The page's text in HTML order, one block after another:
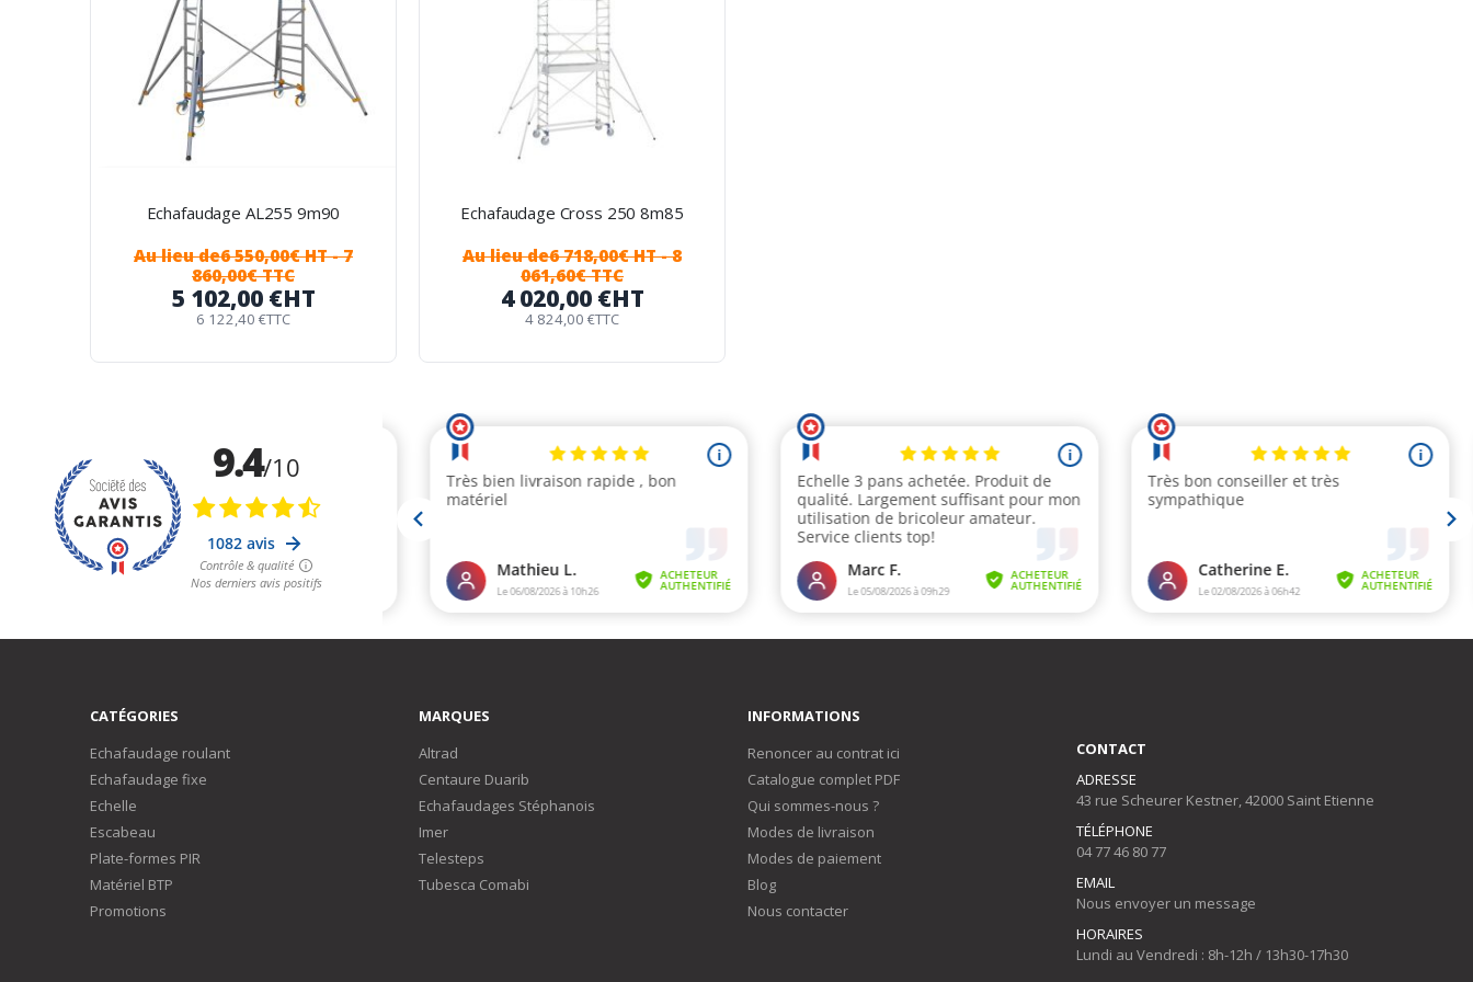
Echafaudage AL255 9m90
Au lieu de6 550,00€ HT- 7
860,00€ TTC
5 102,00 €HT
6 122,40 €TTC
Echafaudage Cross 250 8m85
Au lieu de6 718,00€ HT- 8
061,60€ TTC
4 020,00 €HT
4 824,00 €TTC
CATÉGORIES
Echafaudage roulant
Echafaudage fixe
Echelle
Escabeau
Plate-formes PIR
Matériel BTP
Promotions
MARQUES
Altrad
Centaure Duarib
Echafaudages Stéphanois
Imer
Telesteps
Tubesca Comabi
INFORMATIONS
Renoncer au contrat ici
Catalogue complet PDF
Qui sommes-nous ?
Modes de livraison
Modes de paiement
Blog
Nous contacter
CONTACT
ADRESSE
43 rue Scheurer Kestner, 42000 Saint Etienne
TÉLÉPHONE
04 77 46 80 77
EMAIL
Nous envoyer un message
HORAIRES
Lundi au Vendredi : 8h-12h / 13h30-17h30